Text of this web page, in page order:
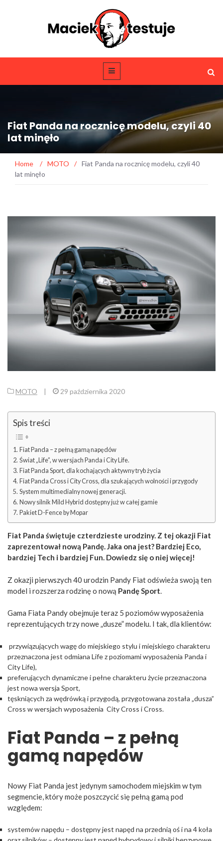
Fiat Panda na rocznicę modelu, czyli 40
lat minęło
Home / MOTO / Fiat Panda na rocznicę modelu, czyli 40
lat minęło
MOTO | 29 października 2020
Spis treści
Fiat Panda – z pełną gamą napędów
Świat „Life”, w wersjach Panda i City Life.
Fiat Panda Sport, dla kochających aktywny tryb życia
Fiat Panda Cross i City Cross, dla szukających wolności i przygody
System multimedialny nowej generacji.
Nowy silnik Mild Hybrid dostępny już w całej gamie
Pakiet D-Fence by Mopar
Fiat Panda świętuje czterdzieste urodziny. Z tej okazji Fiat
zaprezentował nową Pandę. Jaka ona jest? Bardziej Eco,
bardziej Tech i bardziej Fun. Dowiedz się o niej więcej!
Z okazji pierwszych 40 urodzin Pandy Fiat odświeża swoją ten
model i rozszerza rodzinę o nową Pandę Sport.
Gama Fiata Pandy obejmuje teraz 5 poziomów wyposażenia
reprezentujących trzy nowe „dusze” modelu. I tak, dla klientów:
przywiązujących wagę do miejskiego stylu i miejskiego charakteru
przeznaczona jest odmiana Life z poziomami wyposażenia Panda i
City Life),
preferujących dynamiczne i pełne charakteru życie przeznaczona
jest nowa wersja Sport,
tęskniących za wędrówką i przygodą, przygotowana została „dusza”
Cross w wersjach wyposażenia City Cross i Cross.
Fiat Panda – z pełną
gamą napędów
Nowy Fiat Panda jest jedynym samochodem miejskim w tym
segmencie, który może poszczycić się pełną gamą pod
względem:
systemów napędu – dostępny jest napęd na przednią oś i na 4 koła